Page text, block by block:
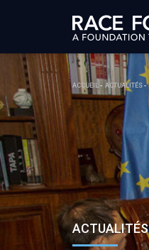
ACCUEIL ACTUALITÉS
ACTUALITÉS